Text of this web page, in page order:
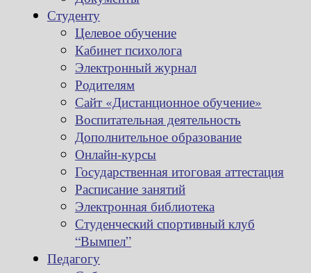
Студенту
Целевое обучение
Кабинет психолога
Электронный журнал
Родителям
Сайт «Дистанционное обучение»
Воспитательная деятельность
Дополнительное образование
Онлайн-курсы
Государственная итоговая аттестация
Расписание занятий
Электронная библиотека
Студенческий спортивный клуб
“Вымпел”
Педагогу